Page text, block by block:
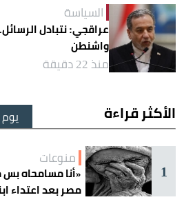
السياسة
عراقجي: نتبادل
واشنطن
منذ 22 دقيقة
الأكثر قراءة يوم
1
منوعات
«أنا مسامحاه
مصر بعد اعتداء